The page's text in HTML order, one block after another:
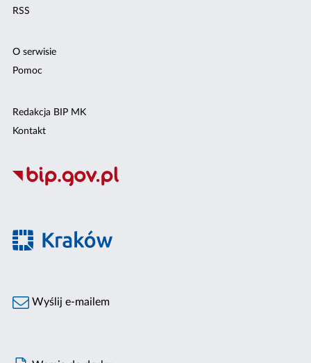
RSS
O serwisie
Pomoc
Redakcja BIP MK
Kontakt
Wyślij e-mailem